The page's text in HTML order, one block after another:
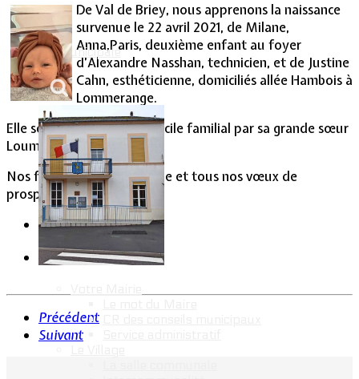
Vie Municipale
De Val de Briey, nous apprenons la naissance
survenue le 22 avril 2021, de Milane,
Anna,Paris, deuxième enfant au foyer
d’Alexandre Nasshan, technicien, et de Justine
Cahn, esthéticienne, domiciliés allée Hambois à
Lommerange.
Elle sera accueillie au domicile familial par sa grande sœur
Loumène, 4 ans.
Nos félicitations à la famille et tous nos vœux de
prospérité au bébé.
Précédent
Suivant